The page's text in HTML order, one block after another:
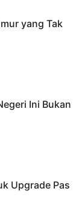
yang Tak
Ini Bukan
Upgrade Pas